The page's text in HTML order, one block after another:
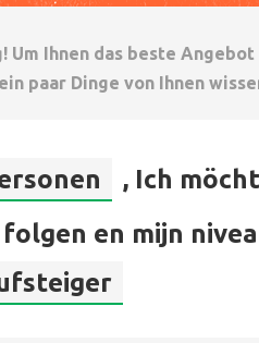
huurgeld retour
JETZT
BUCHEN
Um Ihnen das beste
paar Dinge von Ihnen
, Ich
folgen en mijn